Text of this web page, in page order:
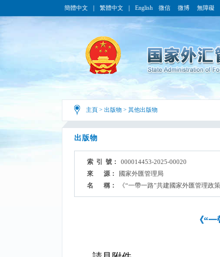
簡體中文 繁體中文 English 微信 微博 無障礙
主頁 > 出版物 > 其他出版物
出版物
索 引 號：
000014453-2025-00020
來 源：
國家外匯管理局
名 稱：
《“一帶一路”共建國家外匯管理政
《“